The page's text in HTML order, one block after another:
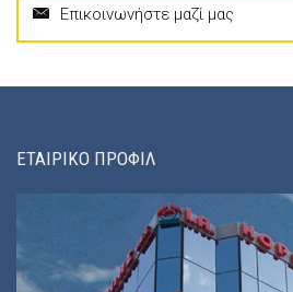
Επικοινωνήστε μαζί μας
ΕΤΑΙΡΙΚΟ ΠΡΟΦΙΛ